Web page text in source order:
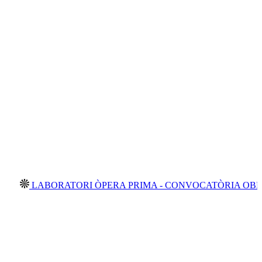
ÒPERA PRIMA - CONVOCATÒRIA OBERTA 2026